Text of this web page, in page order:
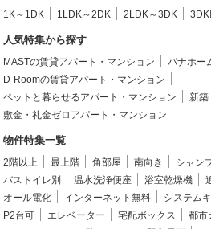
1K～1DK 1LDK～2DK 2LDK～3DK
人気特集から探す
MASTの賃貸アパート・マンション
パナホー
D-Roomの賃貸アパート・マンション
ペットと暮らせるアパート・マンション
新築
敷金・礼金ゼロアパート・マンション
物件特集一覧
2階以上 最上階 角部屋 南向き シャン
バストイレ別
温水洗浄便座 浴室乾燥機
オール電化
インターネット無料 システム
P2台可
エレベーター 宅配ボックス 都市